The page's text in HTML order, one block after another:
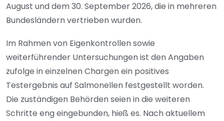
August und dem 30. September 2026, die in mehreren
Bundesländern vertrieben wurden.
Im Rahmen von Eigenkontrollen sowie
weiterführender Untersuchungen ist den Angaben
zufolge in einzelnen Chargen ein positives
Testergebnis auf Salmonellen festgestellt worden.
Die zuständigen Behörden seien in die weiteren
Schritte eng eingebunden, hieß es. Nach aktuellem